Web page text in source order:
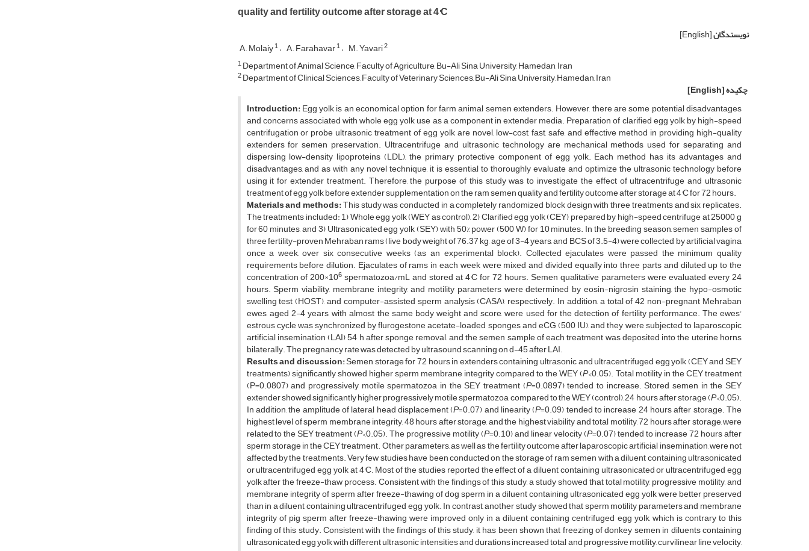
quality and fertility outcome after storage at 4°C
نویسندگان[English]
A. Molaiy1 A. Farahavar1 M. Yavari2
1Department of Animal Science, Faculty of Agriculture, Bu-Ali Sina University, Hamedan, Iran
2Department of Clinical Sciences, Faculty of Veterinary Sciences, Bu-Ali Sina University, Hamedan, Iran
چکیده[English]
Introduction:Egg yolk is an economical option for farm animal semen extenders. However, there are some potential disadvantages
and concerns associated with whole egg yolk use as a component in extender media. Preparation of clarified egg yolk by high-speed
centrifugation or probe ultrasonic treatment of egg yolk are novel, low-cost, fast, safe, and effective method in providing high-quality
extenders for semen preservation. Ultracentrifuge and ultrasonic technology are mechanical methods used for separating and
dispersing low-density lipoproteins (LDL), the primary protective component of egg yolk. Each method has its advantages and
disadvantages, and as with any novel technique, it is essential to thoroughly evaluate and optimize the ultrasonic technology before
using it for extender treatment. Therefore, the purpose of this study was to investigate the effect of ultracentrifuge and ultrasonic
treatment of egg yolk before extender supplementation on the ram semen quality and fertility outcome after storage at 4°C for 72 hours.
Materials and methods:This study was conducted in a completely randomized block design with three treatments and six replicates.
The treatments included: 1) Whole egg yolk (WEY as control), 2) Clarified egg yolk (CEY) prepared by high-speed centrifuge at 25000 g
for 60 minutes, and 3) Ultrasonicated egg yolk (SEY) with 50% power (500 W) for 10 minutes. In the breeding season, semen samples of
three fertility-proven Mehraban rams (live body weight of 76.37 kg, age of 3-4 years, and BCS of 3.5-4) were collected by artificial vagina
once a week, over six consecutive weeks (as an experimental block). Collected ejaculates were passed the minimum quality
requirements before dilution. Ejaculates of rams in each week were mixed and divided equally into three parts and diluted up to the
concentration of 200×106 spermatozoa/mL and stored at 4°C for 72 hours. Semen qualitative parameters were evaluated every 24
hours. Sperm viability, membrane integrity, and motility parameters were determined by eosin-nigrosin staining, the hypo-osmotic
swelling test (HOST), and computer-assisted sperm analysis (CASA), respectively. In addition, a total of 42 non-pregnant Mehraban
ewes, aged 2-4 years, with almost the same body weight and score, were used for the detection of fertility performance. The ewes'
estrous cycle was synchronized by flurogestone acetate-loaded sponges and eCG (500 IU), and they were subjected to laparoscopic
artificial insemination (LAI) 54 h after sponge removal, and the semen sample of each treatment was deposited into the uterine horns
bilaterally. The pregnancy rate was detected by ultrasound scanning on d-45 after LAI.
Results and discussion:Semen storage for 72 hours in extenders containing ultrasonic and ultracentrifuged egg yolk (CEY and SEY
treatments) significantly showed higher sperm membrane integrity compared to the WEY (P<0.05). Total motility in the CEY treatment
(P=0.0807) and progressively motile spermatozoa in the SEY treatment (P=0.0897) tended to increase. Stored semen in the SEY
extender showed significantly higher progressively motile spermatozoa compared to the WEY (control), 24 hours after storage (P<0.05).
In addition, the amplitude of lateral head displacement (P=0.07) and linearity (P=0.09) tended to increase 24 hours after storage. The
highest level of sperm membrane integrity, 48 hours after storage, and the highest viability and total motility, 72 hours after storage, were
related to the SEY treatment (P<0.05). The progressive motility (P=0.10) and linear velocity (P=0.07) tended to increase 72 hours after
sperm storage in the CEY treatment. Other parameters, as well as the fertility outcome after laparoscopic artificial insemination, were not
affected by the treatments. Very few studies have been conducted on the storage of ram semen with a diluent containing ultrasonicated
or ultracentrifuged egg yolk at 4°C. Most of the studies reported the effect of a diluent containing ultrasonicated or ultracentrifuged egg
yolk after the freeze-thaw process. Consistent with the findings of this study, a study showed that total motility, progressive motility, and
membrane integrity of sperm after freeze-thawing of dog sperm in a diluent containing ultrasonicated egg yolk were better preserved
than in a diluent containing ultracentrifuged egg yolk. In contrast, another study showed that sperm motility parameters and membrane
integrity of pig sperm after freeze-thawing were improved only in a diluent containing centrifuged egg yolk, which is contrary to this
finding of this study. Consistent with the findings of this study, it has been shown that freezing of donkey semen in diluents containing
ultrasonicated egg yolk with different ultrasonic intensities and durations increased total and progressive motility, curvilinear line velocity,